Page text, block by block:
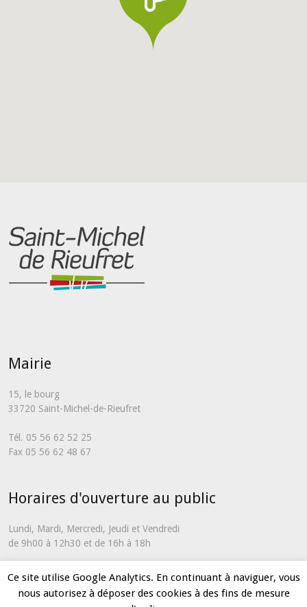
Mairie
15, le bourg
33720 Saint-Michel-de-Rieufret
Tél. 05 56 62 52 25
Fax 05 56 62 48 67
Horaires d'ouverture au public
Lundi, Mardi, Mercredi, Jeudi et Vendredi
de 9h00 à 12h30 et de 16h à 18h
En dehors de ces horaires et uniquement en cas d'urgence, vous
pouvez nous contacter via notre
formulaire de contact
Ce site utilise Google Analytics. En continuant à naviguer, vous
nous autorisez à déposer des cookies à des fins de mesure